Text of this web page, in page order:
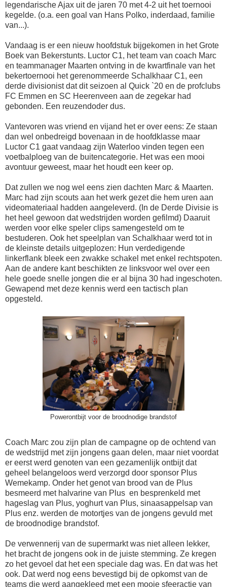
legendarische Ajax uit de jaren 70 met 4-2 uit het toernooi
kegelde. (o.a. een goal van Hans Polko, inderdaad, familie
van...).
Vandaag is er een nieuw hoofdstuk bijgekomen in het Grote
Boek van Bekerstunts. Luctor C1, het team van coach Marc
en teammanager Maarten ontving in de kwartfinale van het
bekertoernooi het gerenommeerde Schalkhaar C1, een
derde divisionist dat dit seizoen al Quick `20 en de profclubs
FC Emmen en SC Heerenveen aan de zegekar had
gebonden. Een reuzendoder dus.
Vantevoren was vriend en vijand het er over eens: Ze staan
dan wel onbedreigd bovenaan in de hoofdklasse maar
Luctor C1 gaat vandaag zijn Waterloo vinden tegen een
voetbalploeg van de buitencategorie. Het was een mooi
avontuur geweest, maar het houdt een keer op.
Dat zullen we nog wel eens zien dachten Marc & Maarten.
Marc had zijn scouts aan het werk gezet die hem uren aan
videomateriaal hadden aangeleverd. (In de Derde Divisie is
het heel gewoon dat wedstrijden worden gefilmd) Daaruit
werden voor elke speler clips samengesteld om te
bestuderen. Ook het speelplan van Schalkhaar werd tot in
de kleinste details uitgeplozen: Hun verdedigende
linkerflank bleek een zwakke schakel met enkel rechtspoten.
Aan de andere kant beschikten ze linksvoor wel over een
hele goede snelle jongen die er al bijna 30 had ingeschoten.
Gewapend met deze kennis werd een tactisch plan
opgesteld.
Powerontbijt voor de broodnodige brandstof
Coach Marc zou zijn plan de campagne op de ochtend van
de wedstrijd met zijn jongens gaan delen, maar niet voordat
er eerst werd genoten van een gezamenlijk ontbijt dat
geheel belangeloos werd verzorgd door sponsor Plus
Wemekamp. Onder het genot van brood van de Plus
besmeerd met halvarine van Plus en besprenkeld met
hageslag van Plus, yoghurt van Plus, sinaasappelsap van
Plus enz. werden de motortjes van de jongens gevuld met
de broodnodige brandstof.
De verwennerij van de supermarkt was niet alleen lekker,
het bracht de jongens ook in de juiste stemming. Ze kregen
zo het gevoel dat het een speciale dag was. En dat was het
ook. Dat werd nog eens bevestigd bij de opkomst van de
teams die werd aangekleed met een mooie sfeeractie van